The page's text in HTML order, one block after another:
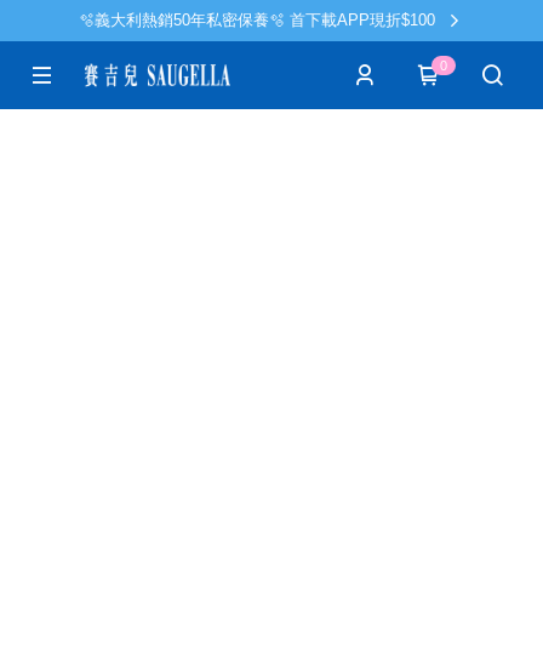
🫧義大利熱銷50年私密保養🫧 首下載APP現折$100
0